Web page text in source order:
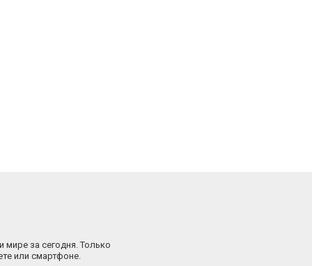
мире за сегодня. Только
или смартфоне.